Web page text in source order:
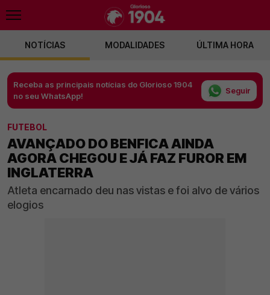
NOTÍCIAS MODALIDADES ÚLTIMA HORA
Receba as principais notícias do Glorioso 1904
no seu WhatsApp!
Seguir
FUTEBOL
AVANÇADO DO BENFICA AINDA
AGORA CHEGOU E JÁ FAZ FUROR EM
INGLATERRA
Atleta encarnado deu nas vistas e foi alvo de vários
elogios